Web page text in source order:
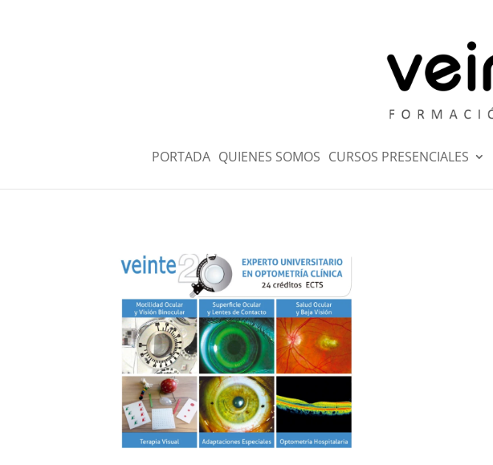
PORTADA QUIENES SOMOS CURSOS PRESENCIALES